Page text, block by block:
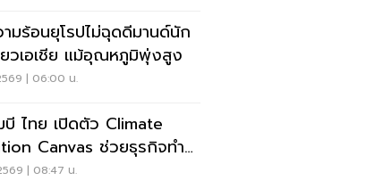
มร้อนยุโรปไม่ฉุดดีมานด์นัก
วเอเชีย แม้อุณหภูมิพุ่งสูง
| 06:00 น.
บี ไทย เปิดตัว Climate
Canvas ช่วยธุรกิจทำ
ยนผ่าน
| 08:47 น.